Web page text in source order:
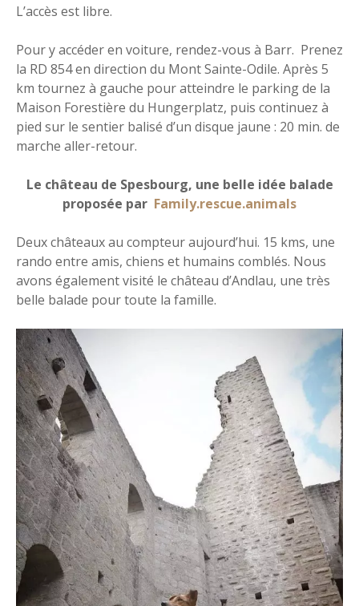
L’accès est libre.
Pour y accéder en voiture, rendez-vous à Barr. Prenez
la RD 854 en direction du Mont Sainte-Odile. Après 5
km tournez à gauche pour atteindre le parking de la
Maison Forestière du Hungerplatz, puis continuez à
pied sur le sentier balisé d’un disque jaune : 20 min. de
marche aller-retour.
Le château de Spesbourg, une belle idée balade
proposée par Family.rescue.animals
Deux châteaux au compteur aujourd’hui. 15 kms, une
rando entre amis, chiens et humains comblés. Nous
avons également visité le château d’Andlau, une très
belle balade pour toute la famille.